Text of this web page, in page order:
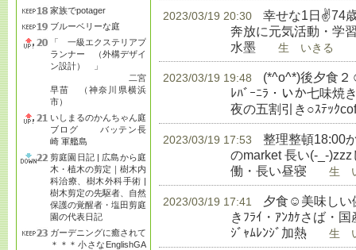
家族でpotager
ブルーベリーな庭
「 一級エクステリアプ
ランナー （外構デザイ
ン設計） 」
二宮
早苗 （神奈川県横浜
市）
いしまるのかんちゃん庭
ブログ バッテン長
崎 軍艦島
剪庭園日記 | 広島から庭
木・植木の剪定｜樹木内
科治療、樹木外科手術 |
樹木剪定の先駆者、自然
保護の覚醒者・塩田剪庭
園の代表日記
ガーデニングに癒されて
＊＊＊小さなEnglishGA
2023/03/19 20:30
幸せな1日✌74
奔放に元気活動・学
水墨 生 いきる
2023/03/19 19:48
(*^o^*)後夕食
ﾚﾊﾞｰﾆﾗ・いか七味焼
夜の五割引き○ｽﾃｯｸ
2023/03/19 17:53
整理整頓18:00
のmarket 長い(-_-
働・長い昼寝 生 い
2023/03/19 17:41
夕食☺美味しい
きﾌﾗｲ・ｱﾝｶｹさば・
ｼﾞｬﾑﾚﾝｼﾞ加熱 生 い